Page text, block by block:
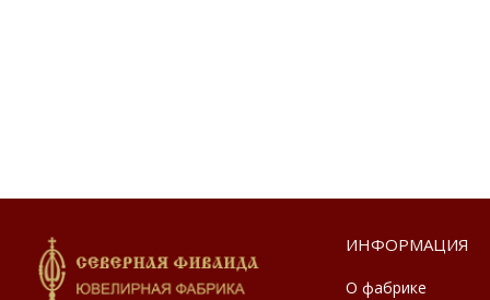
ИНФОРМАЦИЯ
О фабрике